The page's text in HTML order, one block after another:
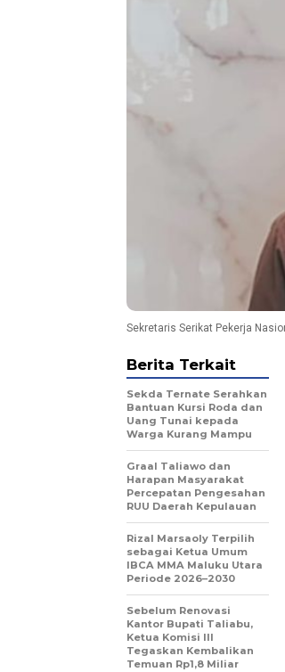
Sekretaris Serikat Pekerja
Berita Terkait
Sekda Ternate Serahkan
Bantuan Kursi Roda dan
Uang Tunai kepada
Warga Kurang Mampu
Graal Taliawo dan
Harapan Masyarakat
Percepatan Pengesahan
RUU Daerah Kepulauan
Rizal Marsaoly Terpilih
sebagai Ketua Umum
IBCA MMA Maluku Utara
Periode 2026–2030
Sebelum Renovasi
Kantor Bupati Taliabu,
Ketua Komisi III
Tegaskan Kembalikan
Temuan Rp1,8 Miliar